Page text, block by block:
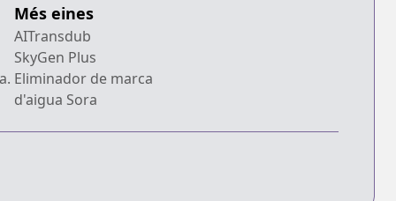
Més eines
AITransdub
SkyGen Plus
Eliminador de marca
d'aigua Sora